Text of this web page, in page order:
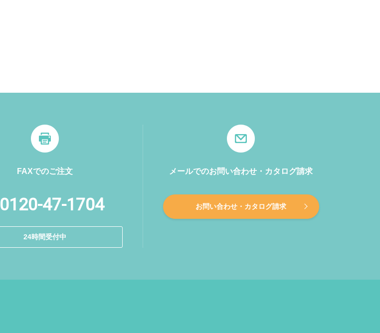
FAXでのご注文
0120-47-1704
24時間受付中
メールでのお問い合わせ・カタログ請求
お問い合わせ・カタログ請求